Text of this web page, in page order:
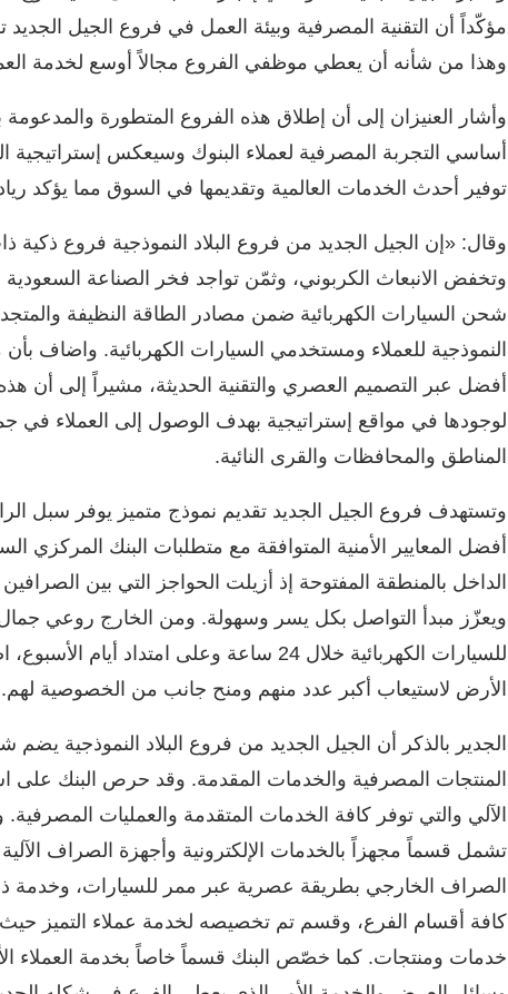
مؤكّداً أن التقنية المصرفية وبيئة العمل في فروع الجيل
وهذا من شأنه أن يعطي موظفي الفروع مجالاً أوسع لخدمة
وأشار العنيزان إلى أن إطلاق هذه الفروع المتطورة
توفير أحدث الخدمات العالمية وتقديمها في السوق مما يؤكد
وقال: «إن الجيل الجديد من فروع البلاد النموذجية فروع ذكية
وتخفض الانبعاث الكربوني، وثمّن تواجد فخر الصناعة
شحن السيارات الكهربائية ضمن مصادر الطاقة النظيفة
النموذجية للعملاء ومستخدمي السيارات الكهربائية. واضاف
أفضل عبر التصميم العصري والتقنية الحديثة، مشيراً إلى أن
لوجودها في مواقع إستراتيجية بهدف الوصول إلى العملاء في
المناطق والمحافظات والقرى النائية.
وتستهدف فروع الجيل الجديد تقديم نموذج متميز يوفر سبل
أفضل المعايير الأمنية المتوافقة مع متطلبات البنك المركزي
الداخل بالمنطقة المفتوحة إذ أزيلت الحواجز التي بين
ويعزّز مبدأ التواصل بكل يسر وسهولة. ومن الخارج روعي
للسيارات الكهربائية خلال 24 ساعة وعلى
الأرض لاستيعاب أكبر عدد منهم ومنح جانب من الخصوصية لهم.
الجدير بالذكر أن الجيل الجديد من فروع البلاد
المنتجات المصرفية والخدمات المقدمة. وقد حرص البنك على
الآلي والتي توفر كافة الخدمات المتقدمة والعمليات
تشمل قسماً مجهزاً بالخدمات الإلكترونية وأجهزة الصراف
الصراف الخارجي بطريقة عصرية عبر ممر للسيارات، وخدمة
كافة أقسام الفرع، وقسم تم تخصيصه لخدمة عملاء التميز
خدمات ومنتجات. كما خصّص البنك قسماً خاصاً بخدمة العملاء